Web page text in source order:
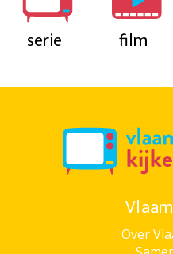
serie film
Over